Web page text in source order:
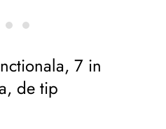
7 in
de tip